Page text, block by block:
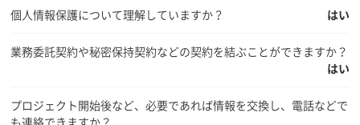
個人情報保護について理解していますか？ はい
業務委託契約や秘密保持契約などの契約を結ぶことができますか？
はい
プロジェクト開始後など、必要であれば情報を交換し、電話などで
も連絡できますか？